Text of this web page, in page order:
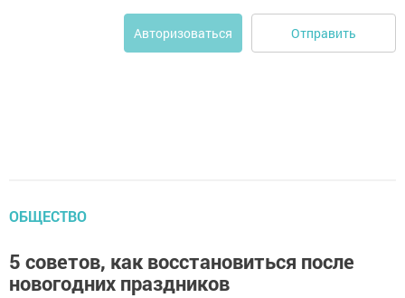
Авторизоваться Отправить
ОБЩЕСТВО
5 советов, как восстановиться после
новогодних праздников